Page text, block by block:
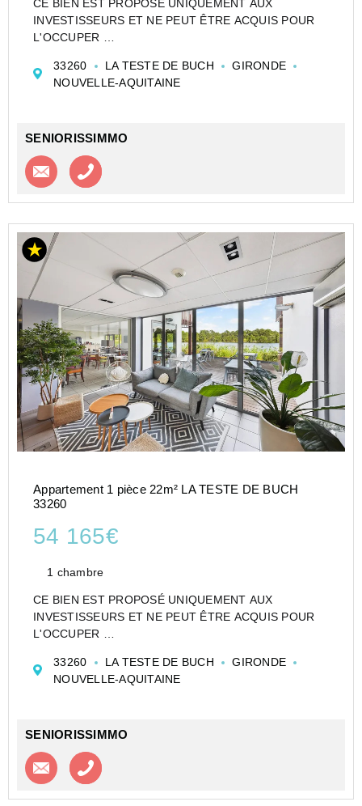
CE BIEN EST PROPOSÉ UNIQUEMENT AUX
INVESTISSEURS ET NE PEUT ÊTRE ACQUIS POUR
L'OCCUPER
TOURISME DE TYPE STUDIO DE 21 M² À LA TESTE
DE BUCH - LES OCÉANIDES - GESTOCEANIDES
33260 LA TESTE DE BUCH
GIRONDE
NOUVELLE-AQUITAINE
SENIORISSIMMO
Contacter l'agence
Appartement 1 pièce 22m² LA TESTE DE BUCH
33260
54 165€
1 chambre
CE BIEN EST PROPOSÉ UNIQUEMENT AUX
INVESTISSEURS ET NE PEUT ÊTRE ACQUIS POUR
L'OCCUPER
TOURISME DE TYPE T1 DE 22 M² À LA TESTE DE
BUCH - LES OCÉANIDES - GESTOCEANIDES
33260 LA TESTE DE BUCH
GIRONDE
NOUVELLE-AQUITAINE
SENIORISSIMMO
Contacter l'agence